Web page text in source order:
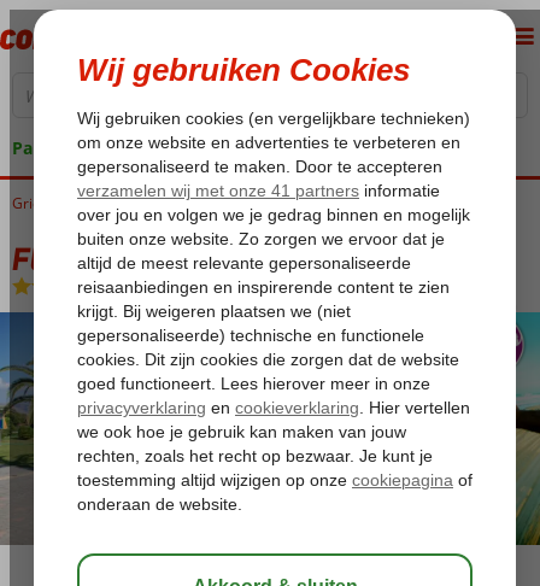
Pakketgarantie
Home
Griekenland Kreta Georgiopouli Fly & Go Ermioni Hotel
Fly & Go Ermioni Hotel
Logies en ontbijt-Hotel